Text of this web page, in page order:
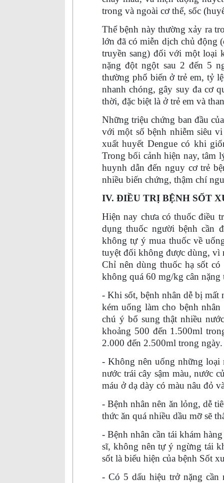
trong và ngoài cơ thể, sốc
Thể bệnh này thường xảy ra
lớn đã có miễn dịch chủ động
truyền sang) đối với một loại
nặng đột ngột sau 2 đến 5
thường phổ biến ở trẻ em, tỷ
nhanh chóng, gây suy đa cơ
thời, đặc biệt là ở trẻ em và
Những triệu chứng ban đầu
với một số bệnh nhiễm siêu
xuất huyết Dengue có khi
Trong bối cảnh hiện nay, tâm
huynh dẫn đến nguy cơ trẻ
nhiều biến chứng, thậm chí
IV. ĐIỀU TRỊ BỆNH SỐT
Hiện nay chưa có thuốc điều
dụng thuốc người bệnh cần
không tự ý mua thuốc về
tuyệt đối không được dùng, vì
Chỉ nên dùng thuốc hạ sốt có
không quá 60 mg/kg cân
- Khi sốt, bệnh nhân dễ bị
kém uống làm cho bệnh
chú ý bổ sung thật nhiều
khoảng 500 đến 1.500ml
2.000 đến 2.500ml trong ngày.
- Không nên uống những loại
nước trái cây sậm màu, nước
máu ở dạ dày có màu nâu đỏ
- Bệnh nhân nên ăn lỏng, dễ
thức ăn quá nhiều dầu mỡ sẽ
- Bệnh nhân cần tái khám
sĩ, không nên tự ý ngừng tái
sốt là biểu hiện của bệnh Sốt
- Có 5 dấu hiệu trở nặng cần